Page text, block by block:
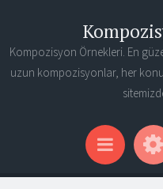
Kompozisyon Örnekleri. En
uzun kompozisyonlar, her
Menu